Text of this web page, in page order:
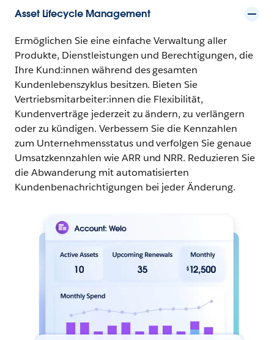
Asset Lifecycle Management
Ermöglichen Sie eine einfache Verwaltung aller
Produkte, Dienstleistungen und Berechtigungen, die
Ihre Kund:innen während des gesamten
Kundenlebenszyklus besitzen. Bieten Sie
Vertriebsmitarbeiter:innen die Flexibilität,
Kundenverträge jederzeit zu ändern, zu verlängern
oder zu kündigen. Verbessern Sie die Kennzahlen
zum Unternehmensstatus und verfolgen Sie genaue
Umsatzkennzahlen wie ARR und NRR. Reduzieren Sie
die Abwanderung mit automatisierten
Kundenbenachrichtigungen bei jeder Änderung.